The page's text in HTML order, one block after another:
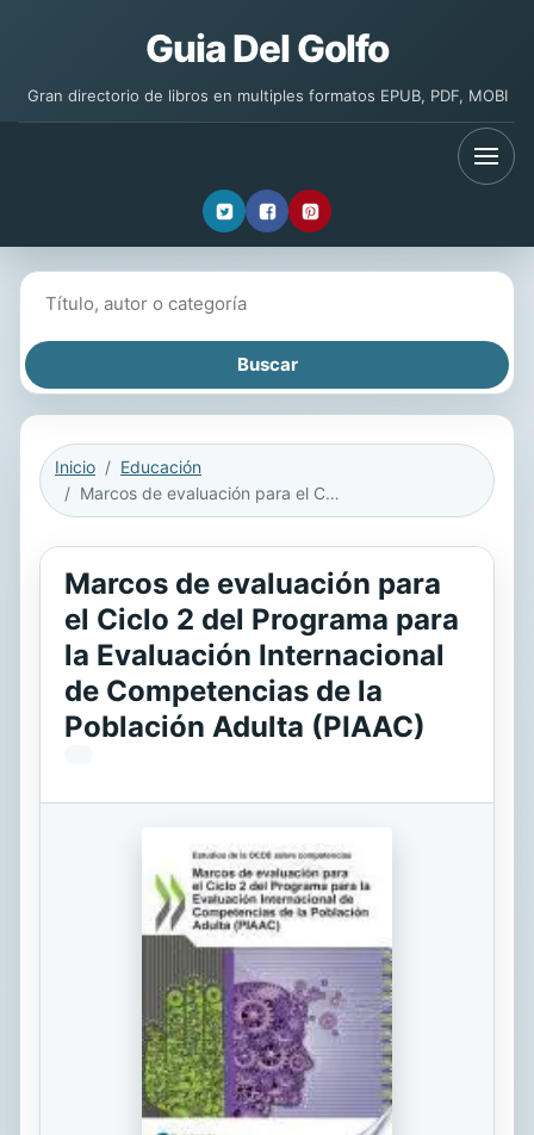
Guia Del Golfo
Gran directorio de libros en multiples formatos EPUB, PDF, MOBI
Inicio
Educación
Marcos de evaluación para el Ciclo 2 del Programa para la Evaluación Internacional de Competencias de la Población Adulta (PIAAC)
Marcos de evaluación para
el Ciclo 2 del Programa para
la Evaluación Internacional
de Competencias de la
Población Adulta (PIAAC)